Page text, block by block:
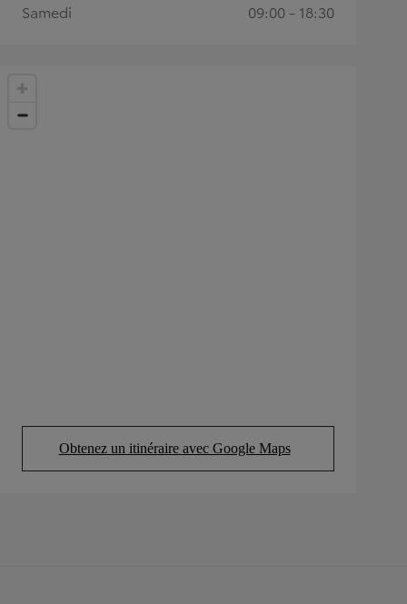
Obtenez un itinéraire avec Google Maps
(Opens in new tab)
Samedi
09:00 - 18:30